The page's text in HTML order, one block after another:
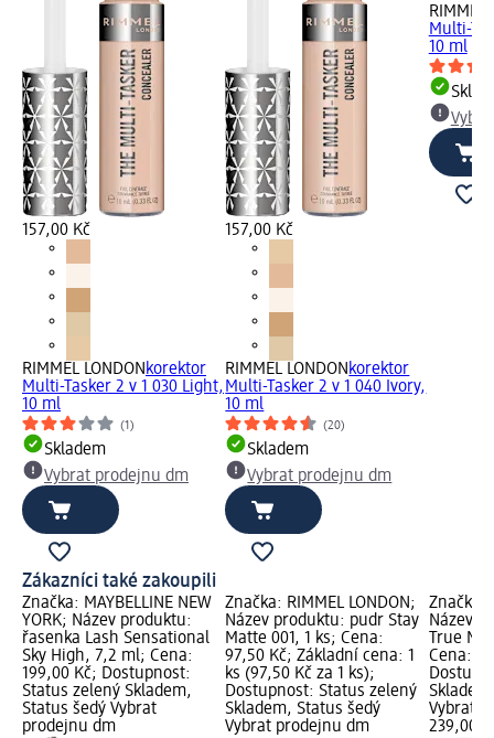
157,00 Kč
RIMMEL LONDONkorektor
Multi-Tasker 2 v 1 030 Light,
10 ml
(1)
Skladem
Vybrat prodejnu dm
157,00 Kč
RIMMEL LONDONkorektor
Multi-Tasker 2 v 1 040 Ivory,
10 ml
(20)
Skladem
Vybrat prodejnu dm
RIMMEL
Multi-
10 ml
Zákazníci také zakoupili
Značka: MAYBELLINE NEW
YORK; Název produktu:
řasenka Lash Sensational
Sky High, 7,2 ml; Cena:
199,00 Kč; Dostupnost:
Status zelený Skladem,
Status šedý Vybrat
prodejnu dm
Značka: RIMMEL LONDON;
Název produktu: pudr Stay
Matte 001, 1 ks; Cena:
97,50 Kč; Základní cena: 1
ks (97,50 Kč za 1 ks);
Dostupnost: Status zelený
Skladem, Status šedý
Vybrat prodejnu dm
Značka:
Název
True
Cena:
Vybrat
239,00